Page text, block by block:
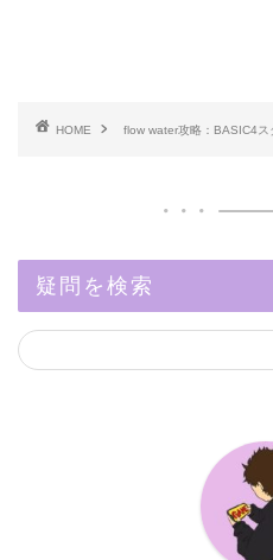
HOME flow water攻略：BASIC4ス
疑問を検索